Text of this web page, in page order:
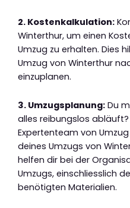
2. Kostenkalkulation:
Winterthur, um einen
Umzug zu erhalten. Dies
Umzug von Winterthur
einzuplanen.
3. Umzugsplanung: Du
alles reibungslos
Expertenteam von Umzug
deines Umzugs von
helfen dir bei der
Umzugs, einschliesslich
benötigten Materialien.